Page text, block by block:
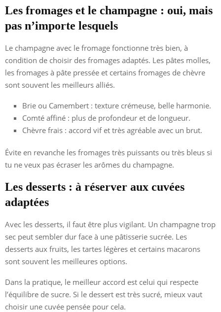
Les fromages et le champagne : oui, mais
pas n’importe lesquels
Le champagne avec le fromage fonctionne très bien, à
condition de choisir des fromages adaptés. Les pâtes molles,
les fromages à pâte pressée et certains fromages de chèvre
sont souvent les meilleurs alliés.
Brie ou Camembert : texture crémeuse, belle harmonie.
Comté affiné : plus de profondeur et de longueur.
Chèvre frais : accord vif et très agréable avec un brut.
Évite en revanche les fromages très puissants ou très bleus si
tu ne veux pas écraser les arômes du champagne.
Les desserts : à réserver aux cuvées
adaptées
Avec les desserts, il faut être plus vigilant. Un champagne trop
sec peut sembler dur face à une pâtisserie sucrée. Les
desserts aux fruits, les tartes légères et certains macarons
sont souvent les meilleures options.
Dans la pratique, le meilleur accord est celui qui respecte
l’équilibre de sucre. Si le dessert est très sucré, mieux vaut
choisir une cuvée pensée pour cela.